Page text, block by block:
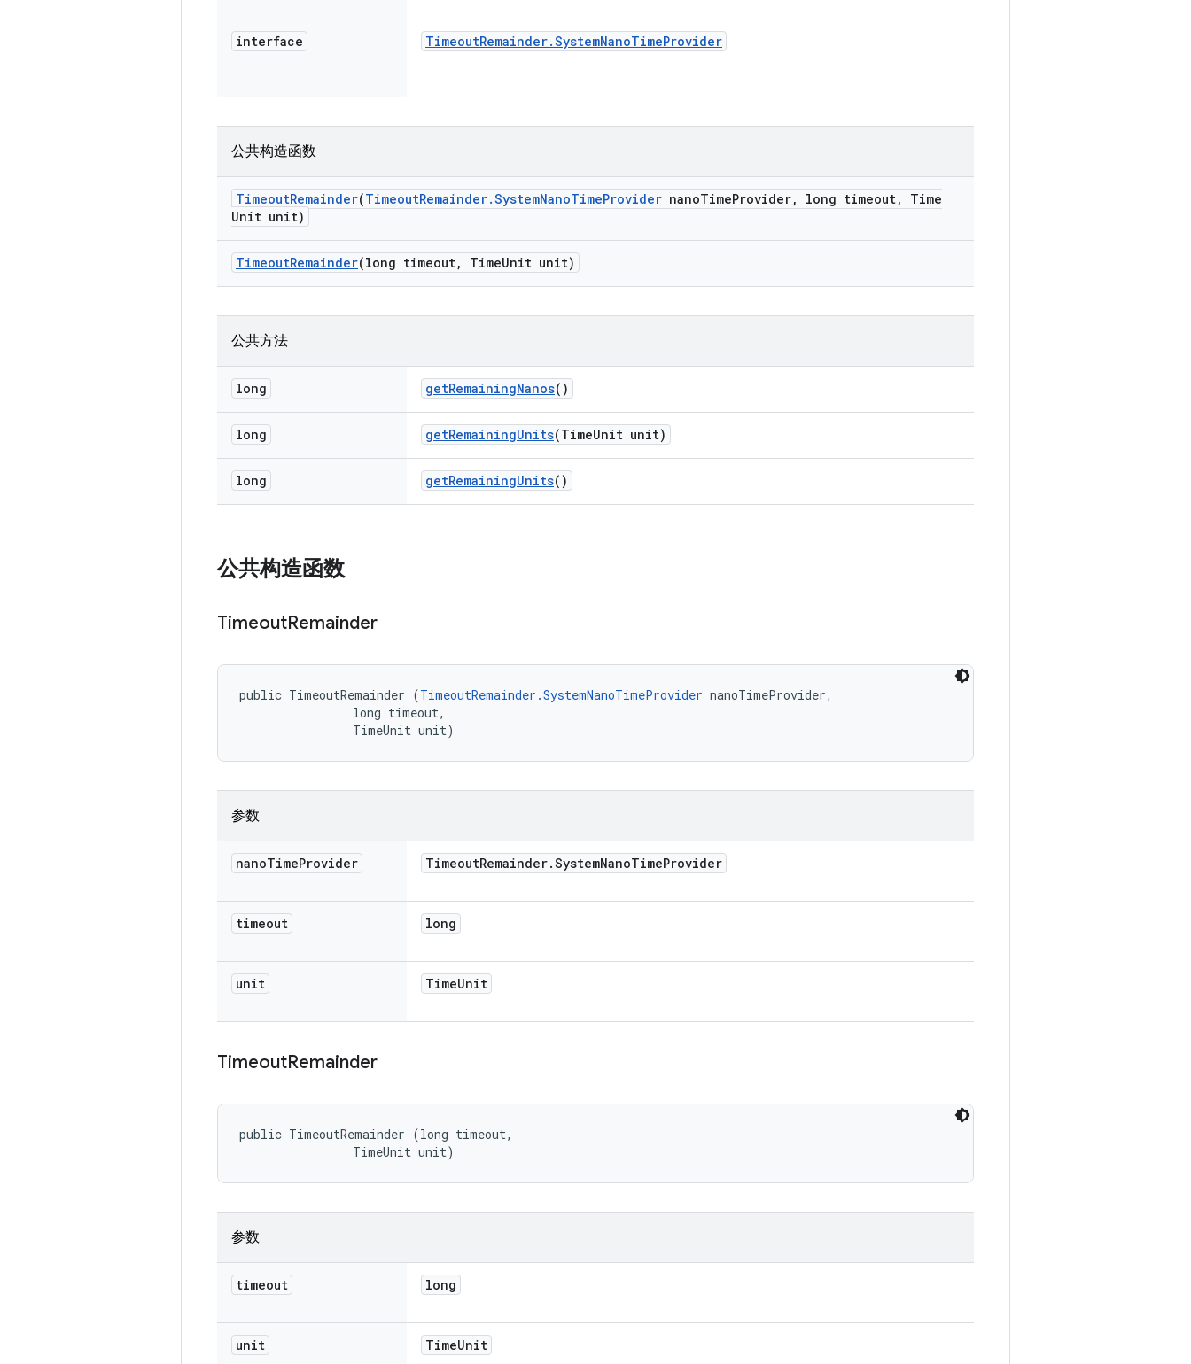
interface TimeoutRemainder.SystemNanoTimeProvider
公共构造函数
TimeoutRemainder(TimeoutRemainder.SystemNanoTimeProvider nanoTimeProvider, long timeout,
Time
Unit unit)
TimeoutRemainder(long timeout, TimeUnit unit)
公共方法
long getRemainingNanos()
long getRemainingUnits(TimeUnit unit)
long getRemainingUnits()
公共构造函数
TimeoutRemainder
public TimeoutRemainder (TimeoutRemainder.SystemNanoTimeProvider nanoTimeProvider,
                long timeout,
                TimeUnit unit)
参数
nanoTimeProvider TimeoutRemainder.SystemNanoTimeProvider
timeout long
unit TimeUnit
TimeoutRemainder
public TimeoutRemainder (long timeout,
                TimeUnit unit)
参数
timeout long
unit TimeUnit